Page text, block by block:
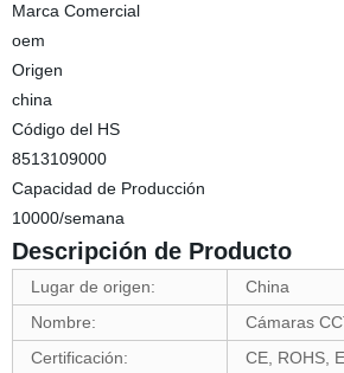
Marca Comercial
oem
Origen
china
Código del HS
8513109000
Capacidad de Producción
10000/semana
Descripción de Producto
Lugar de origen:
China
Nombre:
Cámaras
Certificación:
CE, ROHS,